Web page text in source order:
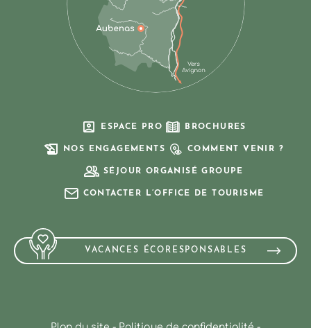
ESPACE PRO BROCHURES
NOS ENGAGEMENTS COMMENT VENIR ?
SÉJOUR ORGANISÉ GROUPE
CONTACTER L’OFFICE DE TOURISME
VACANCES ÉCORESPONSABLES